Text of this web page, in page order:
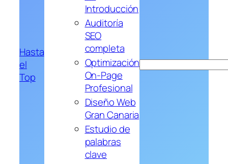
Hasta
el
Top
Introducción
Auditoría
SEO
completa
Optimización
On-Page
Profesional
Diseño Web
Gran Canaria
Estudio de
palabras
clave
Buscar